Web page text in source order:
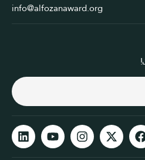
info@alfozanaward.org